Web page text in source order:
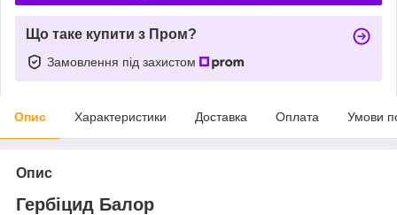
Що таке купити з Пром?
Замовлення під захистом
Опис Характеристики Доставка Оплата Умови
Опис
Гербіцид Балор